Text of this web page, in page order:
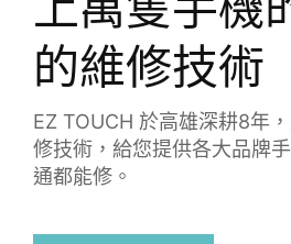
的維修技術
EZ TOUCH 於高雄深耕8年
修技術，給您提供各大品牌
通都能修。